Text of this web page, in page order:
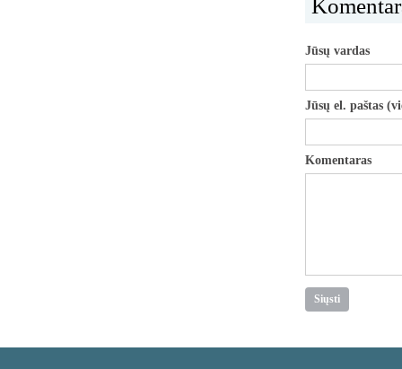
Jūsų vardas
Jūsų el. paštas
Komentaras